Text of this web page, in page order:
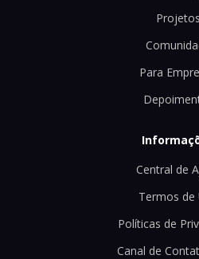
Projetos
Para
Central de
Termos de
Políticas de
Canal de